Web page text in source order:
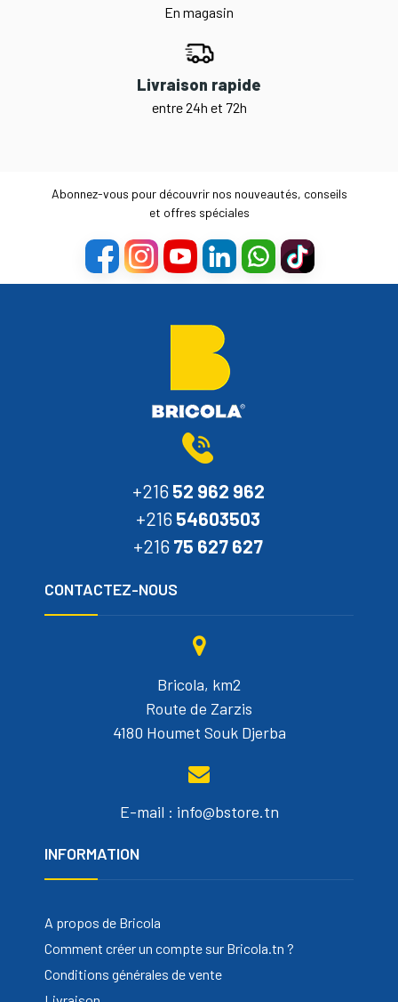
En magasin
Livraison rapide
entre 24h et 72h
Abonnez-vous pour découvrir nos nouveautés, conseils
et offres spéciales
+216 52 962 962
+216 54603503
+216 75 627 627
CONTACTEZ-NOUS
Bricola, km2
Route de Zarzis
4180 Houmet Souk Djerba
E-mail : info@bstore.tn
INFORMATION
A propos de Bricola
Comment créer un compte sur Bricola.tn ?
Conditions générales de vente